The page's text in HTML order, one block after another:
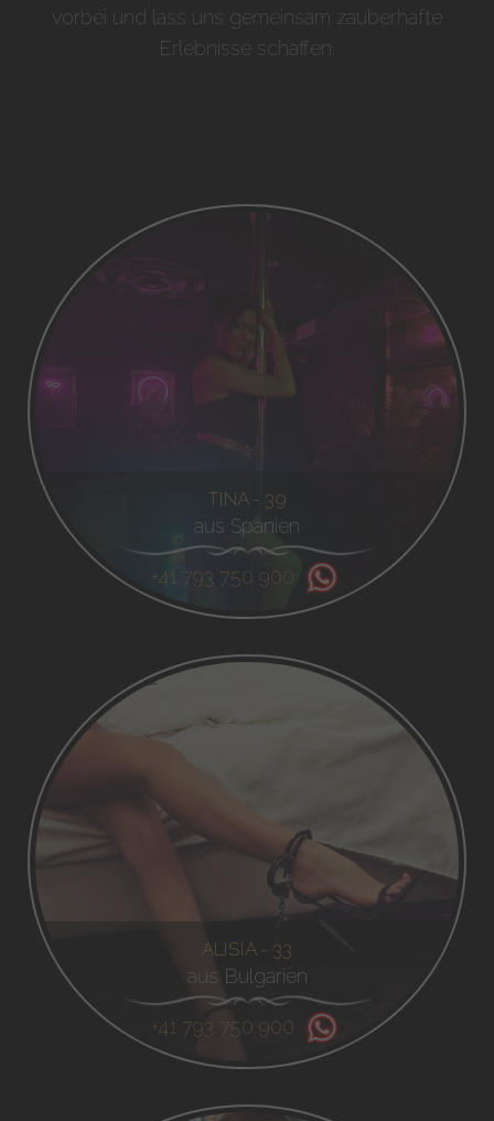
vorbei und lass uns gemeinsam zauberhafte
Erlebnisse schaffen.
TINA - 39
aus Spanien
+41 793 750 900
ALISIA - 33
aus Bulgarien
+41 793 750 900